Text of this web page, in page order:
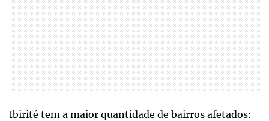
Ibirité tem a maior quantidade de bairros afetados: